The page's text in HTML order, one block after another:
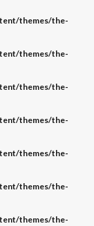
themes/the-
themes/the-
themes/the-
themes/the-
themes/the-
themes/the-
themes/the-